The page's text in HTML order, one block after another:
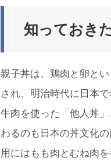
知っておき
親子丼は、鶏肉と卵と
され、明治時代に日本
牛肉を使った「他人丼
わるのも日本の丼文化
用にはもも肉とむね肉